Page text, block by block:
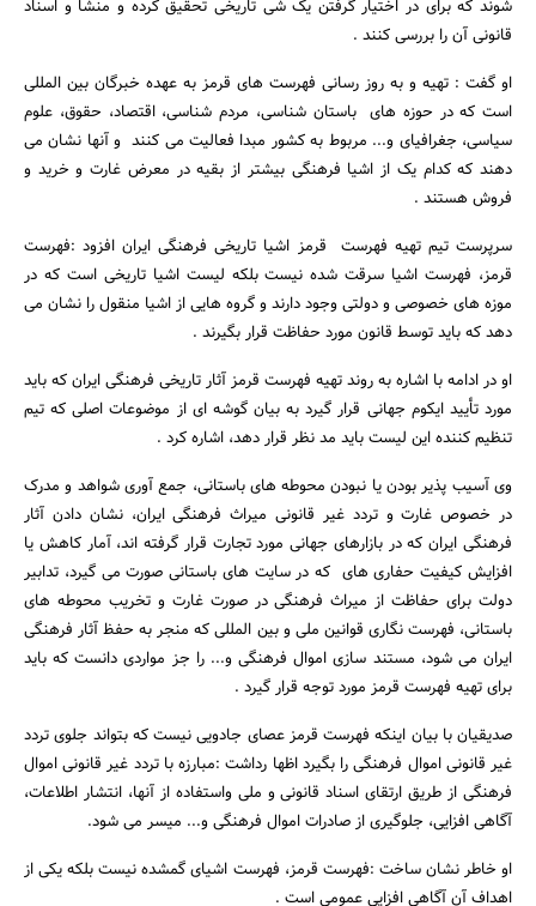
شوند که برای در اختیار گرفتن یک شی تاریخی تحقیق کرده و منشأ و اسناد
قانونی آن را بررسی کنند .
او گفت : تهیه و به روز رسانی فهرست های قرمز به عهده خبرگان بین المللی
است که در حوزه های باستان شناسی، مردم شناسی، اقتصاد، حقوق، علوم
سیاسی، جغرافیای و... مربوط به کشور مبدا فعالیت می کنند و آنها نشان می
دهند که کدام یک از اشیا فرهنگی بیشتر از بقیه در معرض غارت و خرید و
فروش هستند .
سرپرست تیم تهیه فهرست قرمز اشیا تاریخی فرهنگی ایران افزود :فهرست
قرمز، فهرست اشیا سرقت شده نیست بلکه لیست اشیا تاریخی است که در
موزه های خصوصی و دولتی وجود دارند و گروه هایی از اشیا منقول را نشان می
دهد که باید توسط قانون مورد حفاظت قرار بگیرند .
او در ادامه با اشاره به روند تهیه فهرست قرمز آثار تاریخی فرهنگی ایران که باید
مورد تأیید ایکوم جهانی قرار گیرد به بیان گوشه ای از موضوعات اصلی که تیم
تنظیم کننده این لیست باید مد نظر قرار دهد، اشاره کرد .
وی آسیب پذیر بودن یا نبودن محوطه های باستانی، جمع آوری شواهد و مدرک
در خصوص غارت و تردد غیر قانونی میراث فرهنگی ایران، نشان دادن آثار
فرهنگی ایران که در بازارهای جهانی مورد تجارت قرار گرفته اند، آمار کاهش یا
افزایش کیفیت حفاری های که در سایت های باستانی صورت می گیرد، تدابیر
دولت برای حفاظت از میراث فرهنگی در صورت غارت و تخریب محوطه های
باستانی، فهرست نگاری قوانین ملی و بین المللی که منجر به حفظ آثار فرهنگی
ایران می شود، مستند سازی اموال فرهنگی و... را جز مواردی دانست که باید
برای تهیه فهرست قرمز مورد توجه قرار گیرد .
صدیقیان با بیان اینکه فهرست قرمز عصای جادویی نیست که بتواند جلوی تردد
غیر قانونی اموال فرهنگی را بگیرد اظها رداشت :مبارزه با تردد غیر قانونی اموال
فرهنگی از طریق ارتقای اسناد قانونی و ملی واستفاده از آنها، انتشار اطلاعات،
آگاهی افزایی، جلوگیری از صادرات اموال فرهنگی و... میسر می شود.
او خاطر نشان ساخت :فهرست قرمز، فهرست اشیای گمشده نیست بلکه یکی از
اهداف آن آگاهی افزایی عمومی است .